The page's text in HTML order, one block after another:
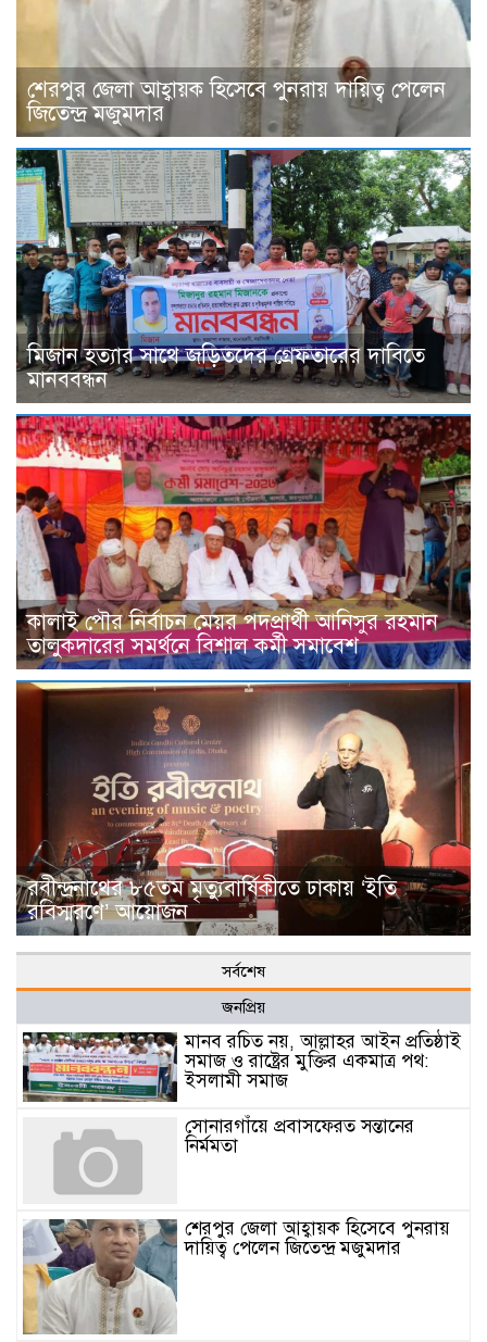
শেরপুর জেলা আহ্বায়ক হিসেবে পুনরায় দায়িত্ব পেলেন
জিতেন্দ্র মজুমদার
মিজান হত্যার সাথে জড়িতদের গ্রেফতারের দাবিতে
মানববন্ধন
কালাই পৌর নির্বাচন মেয়র পদপ্রার্থী আনিসুর রহমান
তালুকদারের সমর্থনে বিশাল কর্মী সমাবেশ
রবীন্দ্রনাথের ৮৫তম মৃত্যুবার্ষিকীতে ঢাকায় ‘ইতি
রবিস্মরণে’ আয়োজন
সর্বশেষ
জনপ্রিয়
মানব রচিত নয়, আল্লাহর আইন প্রতিষ্ঠাই
সমাজ ও রাষ্ট্রের মুক্তির একমাত্র পথ:
ইসলামী সমাজ
সোনারগাঁয়ে প্রবাসফেরত সন্তানের
নির্মমতা
শেরপুর জেলা আহ্বায়ক হিসেবে পুনরায়
দায়িত্ব পেলেন জিতেন্দ্র মজুমদার